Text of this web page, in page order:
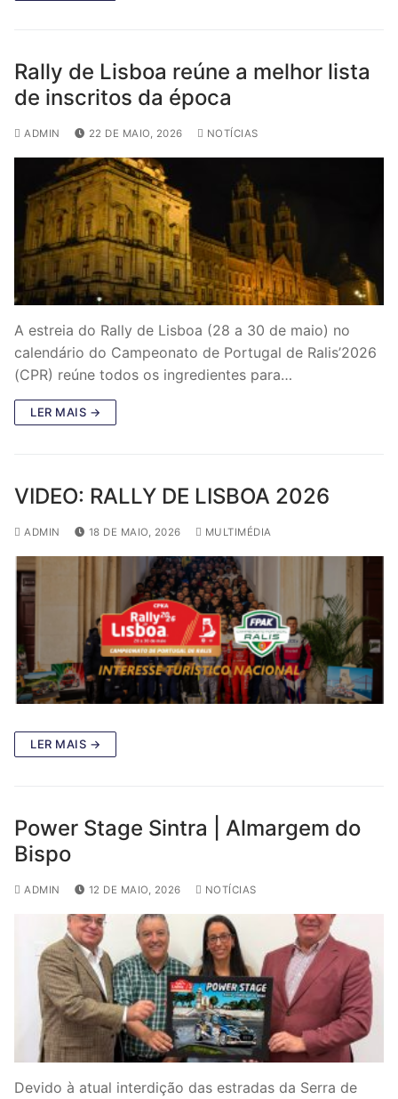
Rally de Lisboa reúne a melhor lista
de inscritos da época
ADMIN 22 DE MAIO, 2026 NOTÍCIAS
A estreia do Rally de Lisboa (28 a 30 de maio) no
calendário do Campeonato de Portugal de Ralis’2026
(CPR) reúne todos os ingredientes para…
LER MAIS →
VIDEO: RALLY DE LISBOA 2026
ADMIN 18 DE MAIO, 2026 MULTIMÉDIA
LER MAIS →
Power Stage Sintra | Almargem do
Bispo
ADMIN 12 DE MAIO, 2026 NOTÍCIAS
Devido à atual interdição das estradas da Serra de